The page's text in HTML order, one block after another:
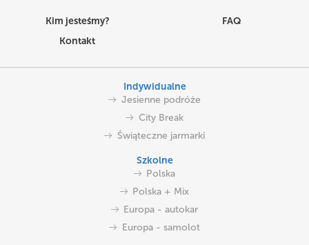
Kim jesteśmy?
FAQ
Kontakt
Indywidualne
Jesienne podróże
City Break
Świąteczne jarmarki
Szkolne
Polska
Polska + Mix
Europa - autokar
Europa - samolot